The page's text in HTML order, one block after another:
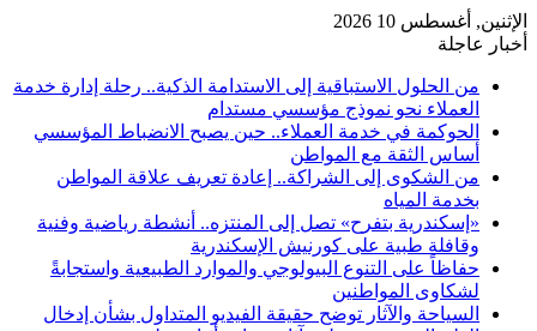
الإثنين, أغسطس 10 2026
أخبار عاجلة
من الحلول الاستباقية إلى الاستدامة الذكية.. رحلة إدارة خدمة
العملاء نحو نموذج مؤسسي مستدام
الحوكمة في خدمة العملاء.. حين يصبح الانضباط المؤسسي
أساس الثقة مع المواطن
من الشكوى إلى الشراكة.. إعادة تعريف علاقة المواطن
بخدمة المياه
«إسكندرية بتفرح» تصل إلى المنتزه.. أنشطة رياضية وفنية
وقافلة طبية على كورنيش الإسكندرية
حفاظاً على التنوع البيولوجي والموارد الطبيعية واستجابةً
لشكاوى المواطنين
السياحة والآثار توضح حقيقة الفيديو المتداول بشأن إدخال